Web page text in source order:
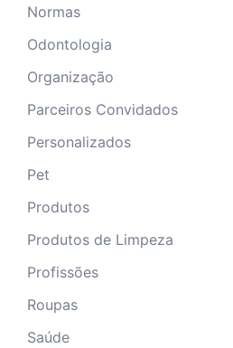
Normas
Odontologia
Organização
Parceiros Convidados
Personalizados
Pet
Produtos
Produtos de Limpeza
Profissões
Roupas
Saúde